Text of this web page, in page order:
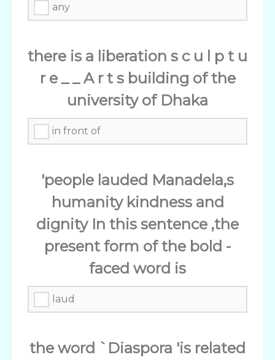
any
there is a liberation s c u l p t u
r e _ _ A r t s building of the
university of Dhaka
in front of
'people lauded Manadela,s
humanity kindness and
dignity In this sentence ,the
present form of the bold -
faced word is
laud
the word `Diaspora 'is related